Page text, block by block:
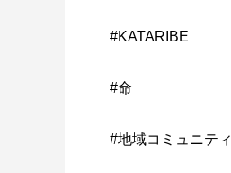
#KATARIBE
#命
#地域コミュニティ